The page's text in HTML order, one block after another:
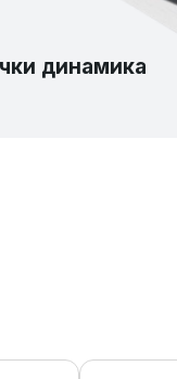
динамика